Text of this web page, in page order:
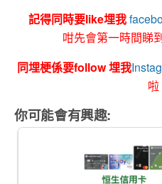
記得同時要like埋我
咁先會第一時間睇
同埋梗係要follow 埋我
啦
你可能會有興趣: